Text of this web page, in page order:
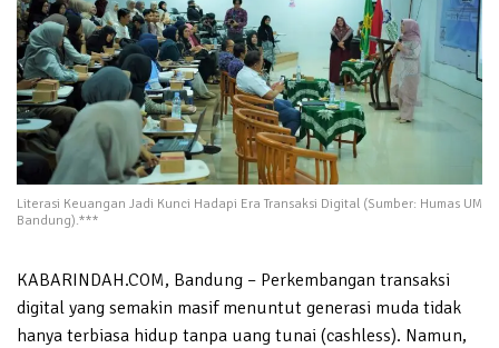
Literasi Keuangan Jadi Kunci Hadapi Era Transaksi Digital (Sumber: Humas UM
Bandung).***
KABARINDAH.COM, Bandung – Perkembangan transaksi
digital yang semakin masif menuntut generasi muda tidak
hanya terbiasa hidup tanpa uang tunai (cashless). Namun,